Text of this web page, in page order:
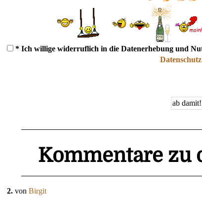
* Ich willige widerruflich in die Datenerhebung und
Datenschutz
Kommentare zu
2. von Birgit